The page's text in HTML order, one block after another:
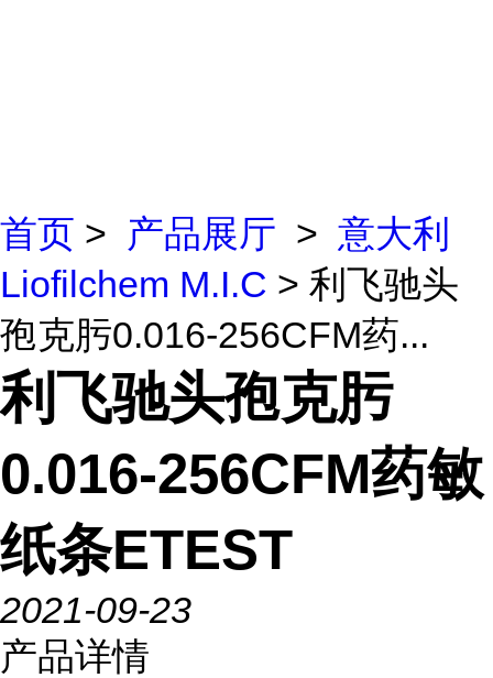
首页 > 产品展厅 > 意大利
Liofilchem M.I.C > 利飞驰头
孢克肟0.016-256CFM药...
利飞驰头孢克肟
0.016-256CFM药敏
纸条ETEST
2021-09-23
产品详情